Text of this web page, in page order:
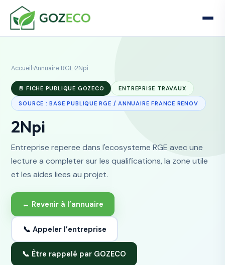
Accueil ›Annuaire RGE›2Npi
📄 FICHE PUBLIQUE GOZECO ENTREPRISE TRAVAUX
SOURCE : BASE PUBLIQUE RGE / ANNUAIRE FRANCE RENOV
2Npi
Entreprise reperee dans l'ecosysteme RGE avec une
lecture a completer sur les qualifications, la zone utile
et les aides liees au projet.
← Revenir à l’annuaire
📞 Appeler l’entreprise
📞 Être rappelé par GOZECO